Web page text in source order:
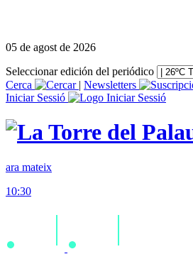
05 de agost de 2026
Seleccionar edición del periódico
Cerca
| Newsletters
Iniciar Sessió
ara mateix
10:30